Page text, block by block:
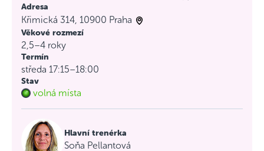
Adresa
Křimická 314, 10900 Praha
Věkové rozmezí
2,5–4 roky
Termín
středa 17:15–18:00
Stav
volná místa
Hlavní trenérka
Soňa Pellantová